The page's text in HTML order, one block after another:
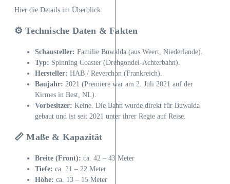
Hier die Details im Überblick:
⚙️ Technische Daten & Fakten
Schausteller: Familie Buwalda (aus Weert, Niederlande).
Typ: Spinning Coaster (Drehgondel-Achterbahn).
Hersteller: HAB / Reverchon (Frankreich).
Baujahr: 2021 (Premiere war am 2. Juli 2021 auf der
Kirmes in Best, NL).
Vorbesitzer: Keine. Die Bahn wurde direkt für Buwalda
gebaut und ist seit 2021 unter ihrer Regie auf Reise.
📏 Maße & Kapazität
Breite (Front): ca. 42 – 43 Meter
Tiefe: ca. 21 – 22 Meter
Höhe: ca. 13 – 15 Meter